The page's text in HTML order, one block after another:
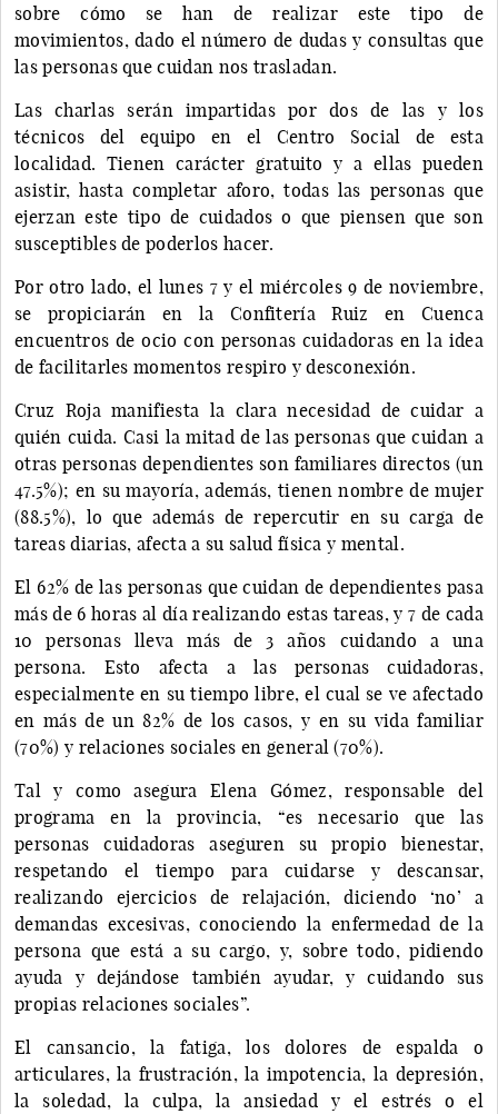
sobre cómo se han de realizar este tipo de
movimientos, dado el número de dudas y consultas que
las personas que cuidan nos trasladan.
Las charlas serán impartidas por dos de las y los
técnicos del equipo en el Centro Social de esta
localidad. Tienen carácter gratuito y a ellas pueden
asistir, hasta completar aforo, todas las personas que
ejerzan este tipo de cuidados o que piensen que son
susceptibles de poderlos hacer.
Por otro lado, el lunes 7 y el miércoles 9 de noviembre,
se propiciarán en la Confitería Ruiz en Cuenca
encuentros de ocio con personas cuidadoras en la idea
de facilitarles momentos respiro y desconexión.
Cruz Roja manifiesta la clara necesidad de cuidar a
quién cuida. Casi la mitad de las personas que cuidan a
otras personas dependientes son familiares directos (un
47.5%); en su mayoría, además, tienen nombre de mujer
(88.5%), lo que además de repercutir en su carga de
tareas diarias, afecta a su salud física y mental.
El 62% de las personas que cuidan de dependientes pasa
más de 6 horas al día realizando estas tareas, y 7 de cada
10 personas lleva más de 3 años cuidando a una
persona. Esto afecta a las personas cuidadoras,
especialmente en su tiempo libre, el cual se ve afectado
en más de un 82% de los casos, y en su vida familiar
(70%) y relaciones sociales en general (70%).
Tal y como asegura Elena Gómez, responsable del
programa en la provincia, “es necesario que las
personas cuidadoras aseguren su propio bienestar,
respetando el tiempo para cuidarse y descansar,
realizando ejercicios de relajación, diciendo ‘no’ a
demandas excesivas, conociendo la enfermedad de la
persona que está a su cargo, y, sobre todo, pidiendo
ayuda y dejándose también ayudar, y cuidando sus
propias relaciones sociales”.
El cansancio, la fatiga, los dolores de espalda o
articulares, la frustración, la impotencia, la depresión,
la soledad, la culpa, la ansiedad y el estrés o el